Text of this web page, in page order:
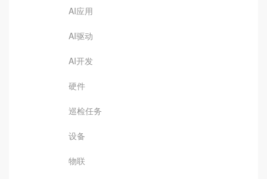
AI应用
AI驱动
AI开发
硬件
巡检任务
设备
物联